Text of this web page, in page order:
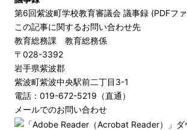
第6回紫波町学校教育審議会 議事録 (PDFフ
この記事に関するお問い合わせ先
教育総務課 教育総務係
〒028-3392
岩手県紫波郡
紫波町紫波中央駅前二丁目3-1
電話：019-672-5219（直通）
メールでのお問い合わせ